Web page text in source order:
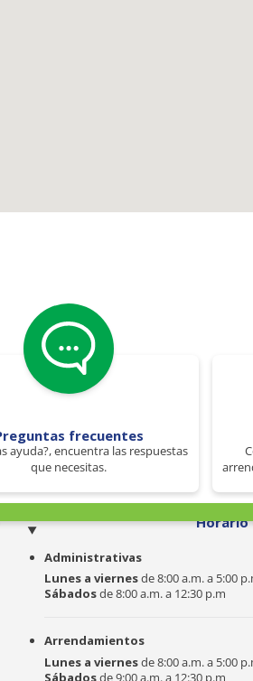
frecuentes
ayuda?, encuentra las respuestas
que necesitas.
Horario
Administrativas
Lunes a viernesde 8:00 a.m. a 5:00
Sábadosde 8:00 a.m. a 12:30 p.m
Arrendamientos
Lunes a viernesde 8:00 a.m. a 5:00
Sábadosde 9:00 a.m. a 12:30 p.m